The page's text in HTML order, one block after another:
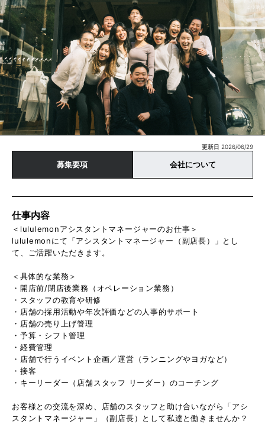
更新日 2026/06/29
募集要項 会社について
仕事内容
＜lululemonアシスタントマネージャーのお仕事＞
lululemonにて「アシスタントマネージャー（副店長）」とし
て、ご活躍いただきます。
＜具体的な業務＞
・開店前/閉店後業務（オペレーション業務）
・スタッフの教育や研修
・店舗の採用活動や年次評価などの人事的サポート
・店舗の売り上げ管理
・予算・シフト管理
・経費管理
・店舗で行うイベント企画／運営（ランニングやヨガなど）
・接客
・キーリーダー（店舗スタッフ リーダー）のコーチング
お客様との交流を深め、店舗のスタッフと助け合いながら「アシ
スタントマネージャー」（副店長）として私達と働きませんか？